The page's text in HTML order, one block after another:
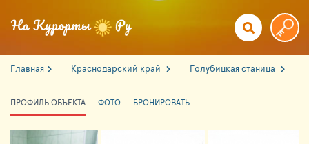
Главная Краснодарский край Голубицкая станица
ПРОФИЛЬ ОБЪЕКТА ФОТО БРОНИРОВАТЬ